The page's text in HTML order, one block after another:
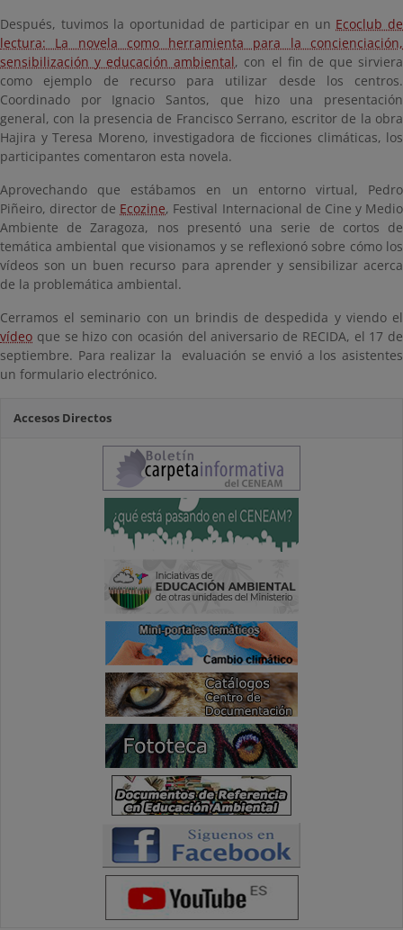
Después, tuvimos la oportunidad de participar en un Ecoclub de
lectura: La novela como herramienta para la concienciación,
sensibilización y educación ambiental, con el fin de que sirviera
como ejemplo de recurso para utilizar desde los centros.
Coordinado por Ignacio Santos, que hizo una presentación
general, con la presencia de Francisco Serrano, escritor de la obra
Hajira y Teresa Moreno, investigadora de ficciones climáticas, los
participantes comentaron esta novela.
Aprovechando que estábamos en un entorno virtual, Pedro
Piñeiro, director de Ecozine, Festival Internacional de Cine y Medio
Ambiente de Zaragoza, nos presentó una serie de cortos de
temática ambiental que visionamos y se reflexionó sobre cómo los
vídeos son un buen recurso para aprender y sensibilizar acerca
de la problemática ambiental.
Cerramos el seminario con un brindis de despedida y viendo el
vídeo que se hizo con ocasión del aniversario de RECIDA, el 17 de
septiembre. Para realizar la evaluación se envió a los asistentes
un formulario electrónico.
Accesos Directos